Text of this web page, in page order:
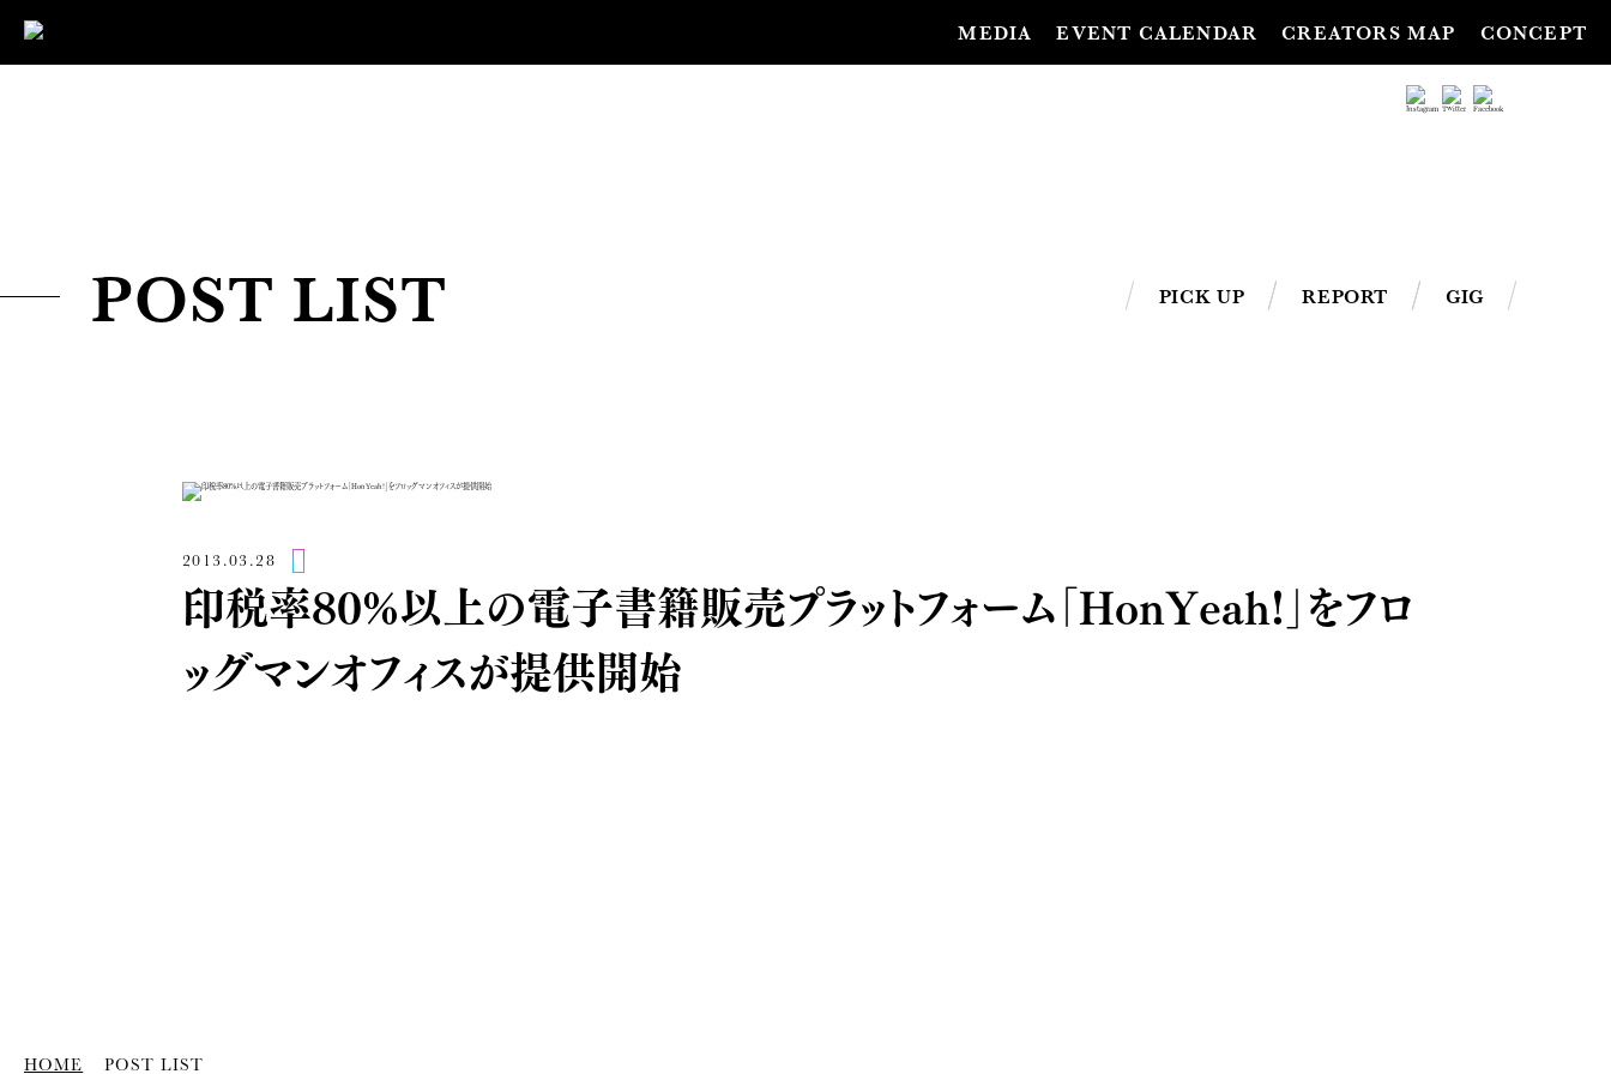
MEDIA EVENT CALENDAR CREATORS MAP CONCEPT
POST LIST PICK UP REPORT GIG
2013.03.28
印税率80%以上の電子書籍販売プラットフォーム「HonYeah!」をフロ
ッグマンオフィスが提供開始
HOME POST LIST